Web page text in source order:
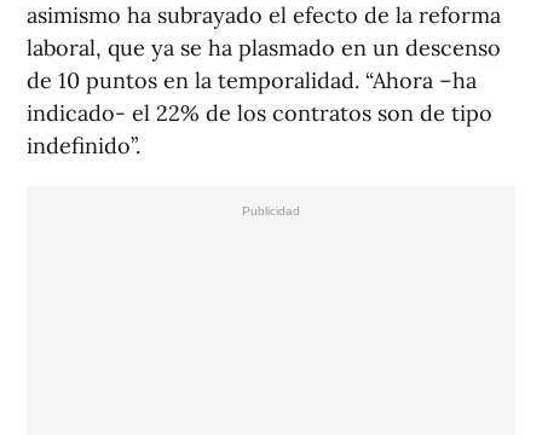
asimismo ha subrayado el efecto de la reforma
laboral, que ya se ha plasmado en un descenso
de 10 puntos en la temporalidad. “Ahora –ha
indicado- el 22% de los contratos son de tipo
indefinido”.